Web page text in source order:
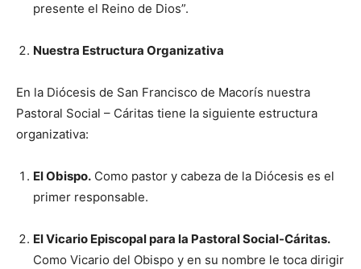
presente el Reino de Dios”.
Nuestra Estructura Organizativa
En la Diócesis de San Francisco de Macorís nuestra
Pastoral Social – Cáritas tiene la siguiente estructura
organizativa:
El Obispo. Como pastor y cabeza de la Diócesis es el
primer responsable.
El Vicario Episcopal para la Pastoral Social-Cáritas.
Como Vicario del Obispo y en su nombre le toca dirigir